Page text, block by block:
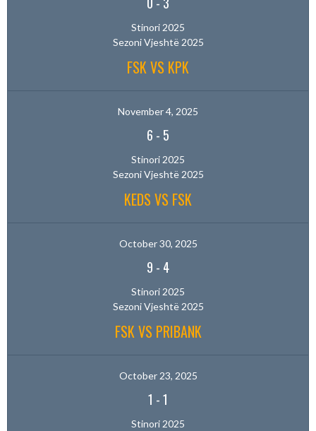
Stinori 2025
Sezoni Vjeshtë 2025
FSK VS KPK
November 4, 2025
6 - 5
Stinori 2025
Sezoni Vjeshtë 2025
KEDS VS FSK
October 30, 2025
9 - 4
Stinori 2025
Sezoni Vjeshtë 2025
FSK VS PRIBANK
October 23, 2025
1 -1
Stinori 2025